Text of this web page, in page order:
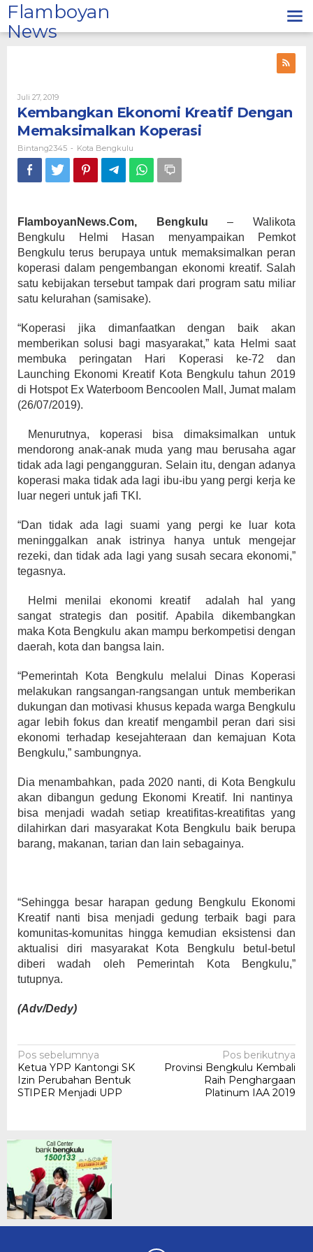
Lewati
ke
konten
Flamboyan
News
Juli 27, 2019Oleh
Bintang2345
Kembangkan Ekonomi Kreatif Dengan
Memaksimalkan Koperasi
Bintang2345 - Kota Bengkulu
FlamboyanNews.Com, Bengkulu– Walikota
Bengkulu Helmi Hasan menyampaikan Pemkot
Bengkulu terus berupaya untuk memaksimalkan peran
koperasi dalam pengembangan ekonomi kreatif. Salah
satu kebijakan tersebut tampak dari program satu miliar
satu kelurahan (samisake).
“Koperasi jika dimanfaatkan dengan baik akan
memberikan solusi bagi masyarakat,” kata Helmi saat
membuka peringatan Hari Koperasi ke-72 dan
Launching Ekonomi Kreatif Kota Bengkulu tahun 2019
di Hotspot Ex Waterboom Bencoolen Mall, Jumat malam
(26/07/2019).
Menurutnya, koperasi bisa dimaksimalkan untuk
mendorong anak-anak muda yang mau berusaha agar
tidak ada lagi pengangguran. Selain itu, dengan adanya
koperasi maka tidak ada lagi ibu-ibu yang pergi kerja ke
luar negeri untuk jafi TKI.
“Dan tidak ada lagi suami yang pergi ke luar kota
meninggalkan anak istrinya hanya untuk mengejar
rezeki, dan tidak ada lagi yang susah secara ekonomi,”
tegasnya.
Helmi menilai ekonomi kreatif adalah hal yang
sangat strategis dan positif. Apabila dikembangkan
maka Kota Bengkulu akan mampu berkompetisi dengan
daerah, kota dan bangsa lain.
“Pemerintah Kota Bengkulu melalui Dinas Koperasi
melakukan rangsangan-rangsangan untuk memberikan
dukungan dan motivasi khusus kepada warga Bengkulu
agar lebih fokus dan kreatif mengambil peran dari sisi
ekonomi terhadap kesejahteraan dan kemajuan Kota
Bengkulu,” sambungnya.
Dia menambahkan, pada 2020 nanti, di Kota Bengkulu
akan dibangun gedung Ekonomi Kreatif. Ini nantinya
bisa menjadi wadah setiap kreatifitas-kreatifitas yang
dilahirkan dari masyarakat Kota Bengkulu baik berupa
barang, makanan, tarian dan lain sebagainya.
“Sehingga besar harapan gedung Bengkulu Ekonomi
Kreatif nanti bisa menjadi gedung terbaik bagi para
komunitas-komunitas hingga kemudian eksistensi dan
aktualisi diri masyarakat Kota Bengkulu betul-betul
diberi wadah oleh Pemerintah Kota Bengkulu,”
tutupnya.
(Adv/Dedy)
Navigasi
pos
Pos sebelumnya
Ketua YPP Kantongi SK
Izin Perubahan Bentuk
STIPER Menjadi UPP
Pos berikutnya
Provinsi Bengkulu Kembali
Raih Penghargaan
Platinum IAA 2019